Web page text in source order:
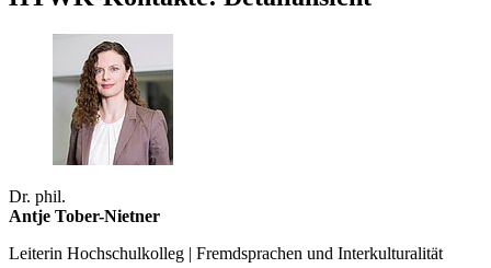
Dr. phil.
Antje Tober-Nietner
Leiterin Hochschulkolleg | Fremdsprachen und Interkulturalität